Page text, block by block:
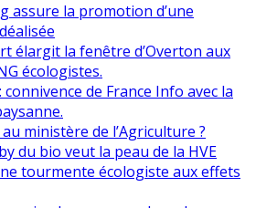
assure la promotion d’une
élargit la fenêtre d’Overton aux
écologistes.
connivence de France Info avec la
ministère de l’Agriculture ?
du bio veut la peau de la HVE
tourmente écologiste aux effets